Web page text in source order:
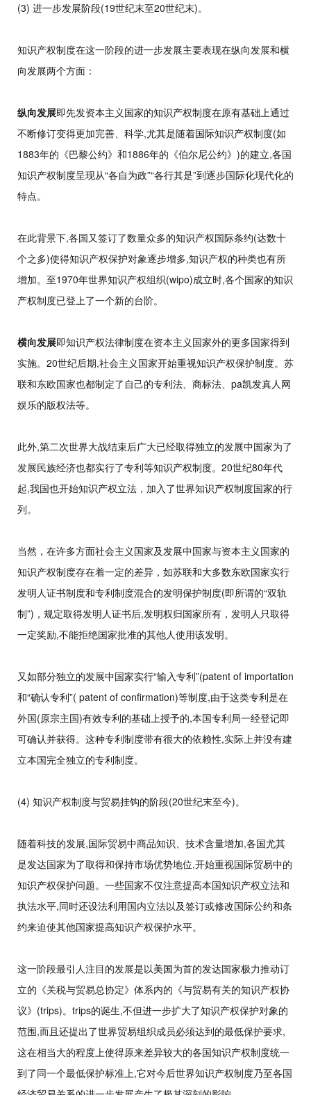
(3) 进一步发展阶段(19世纪末至20世纪末)。
知识产权制度在这一阶段的进一步发展主要表现在纵向发展和横
向发展两个方面：
纵向发展即先发资本主义国家的知识产权制度在原有基础上通过
不断修订变得更加完善、科学,尤其是随着国际知识产权制度(如
1883年的《巴黎公约》和1886年的《伯尔尼公约》)的建立,各国
知识产权制度呈现从“各自为政”“各行其是”到逐步国际化现代化的
特点。
在此背景下,各国又签订了数量众多的知识产权国际条约(达数十
个之多)使得知识产权保护对象逐步增多,知识产权的种类也有所
增加。至1970年世界知识产权组织(wipo)成立时,各个国家的知识
产权制度已登上了一个新的台阶。
横向发展即知识产权法律制度在资本主义国家外的更多国家得到
实施。20世纪后期,社会主义国家开始重视知识产权保护制度。苏
联和东欧国家也都制定了自己的专利法、商标法、pa凯发真人网
娱乐的版权法等。
此外,第二次世界大战结束后广大已经取得独立的发展中国家为了
发展民族经济也都实行了专利等知识产权制度。20世纪80年代
起,我国也开始知识产权立法，加入了世界知识产权制度国家的行
列。
当然，在许多方面社会主义国家及发展中国家与资本主义国家的
知识产权制度存在着一定的差异，如苏联和大多数东欧国家实行
发明人证书制度和专利制度混合的发明保护制度(即所谓的“双轨
制”)，规定取得发明人证书后,发明权归国家所有，发明人只取得
一定奖励,不能拒绝国家批准的其他人使用该发明。
又如部分独立的发展中国家实行“输入专利”(patent of importation
和“确认专利”( patent of confirmation)等制度,由于这类专利是在
外国(原宗主国)有效专利的基础上授予的,本国专利局一经登记即
可确认并获得。这种专利制度带有很大的依赖性,实际上并没有建
立本国完全独立的专利制度。
(4) 知识产权制度与贸易挂钩的阶段(20世纪末至今)。
随着科技的发展,国际贸易中商品知识、技术含量增加,各国尤其
是发达国家为了取得和保持市场优势地位,开始重视国际贸易中的
知识产权保护问题。一些国家不仅注意提高本国知识产权立法和
执法水平,同时还设法利用国内立法以及签订或修改国际公约和条
约来迫使其他国家提高知识产权保护水平。
这一阶段最引人注目的发展是以美国为首的发达国家极力推动订
立的《关税与贸易总协定》体系内的《与贸易有关的知识产权协
议》(trips)。trips的诞生,不但进一步扩大了知识产权保护对象的
范围,而且还提出了世界贸易组织成员必须达到的最低保护要求,
这在相当大的程度上使得原来差异较大的各国知识产权制度统一
到了同一个最低保护标准上,它对今后世界知识产权制度乃至各国